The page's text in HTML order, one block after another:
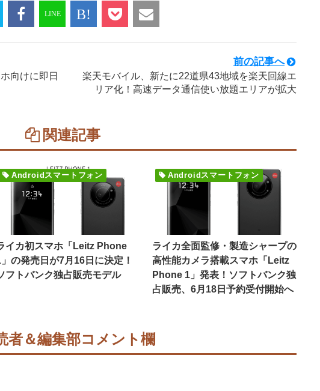
向けに即日
前の記事へ
楽天モバイル、新たに22道県43地域を楽天回線エ
リア化！高速データ通信使い放題エリアが拡大
関連記事
Androidスマートフォン
イカ初スマホ「Leitz Phone
」の発売日が7月16日に決定！
フトバンク独占販売モデル
Androidスマートフォン
ライカ全面監修・製造シャープの
高性能カメラ搭載スマホ「Leitz
Phone 1」発表！ソフトバンク独
占販売、6月18日予約受付開始へ
者＆編集部コメント欄